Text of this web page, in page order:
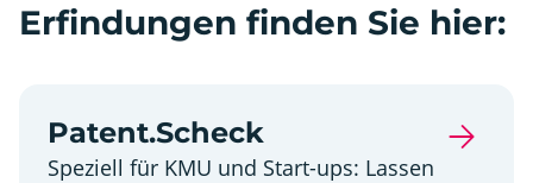
Erfindungen finden Sie hier:
Patent.Scheck
Speziell für KMU und Start-ups: Lassen